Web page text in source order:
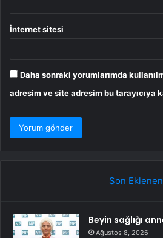
İnternet sitesi
Daha sonraki yorumlarımda
adresim ve site adresim bu tarayıcıya
Son Eklenen
Beyin sağlığı
Ağustos 8, 2026